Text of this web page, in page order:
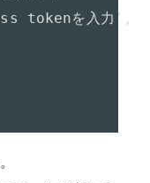
tokenを入力',